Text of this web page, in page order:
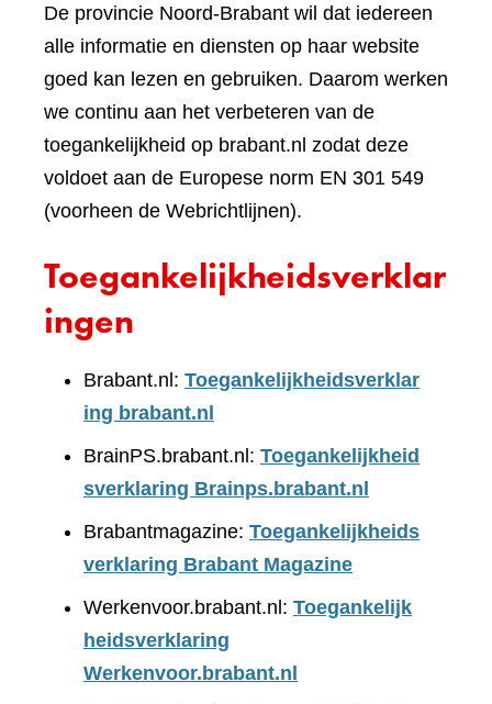
De provincie Noord-Brabant wil dat iedereen
alle informatie en diensten op haar website
goed kan lezen en gebruiken. Daarom werken
we continu aan het verbeteren van de
toegankelijkheid op brabant.nl zodat deze
voldoet aan de Europese norm EN 301 549
(voorheen de Webrichtlijnen).
Toegankelijkheidsverklar
ingen
Brabant.nl: Toegankelijkheidsverklar
ing brabant.nl
BrainPS.brabant.nl: Toegankelijkheid
sverklaring Brainps.brabant.nl
Brabantmagazine: Toegankelijkheids
verklaring Brabant Magazine
Werkenvoor.brabant.nl: Toegankelijk
heidsverklaring
Werkenvoor.brabant.nl